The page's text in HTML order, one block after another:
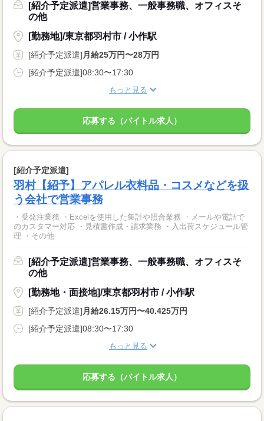
[紹介予定派遣]営業事務、一般事務職、オフィスそ
の他
[勤務地]/東京都羽村市 / 小作駅
[紹介予定派遣]月給25万円〜28万円
[紹介予定派遣]08:30〜17:30
もっと見る
応募する（バイトル求人）
[紹介予定派遣]
羽村【紹予】アパレル衣料品・コスメなどを扱
う会社で営業事務
・受発注業務 ・Excelを使用した集計や照合業務 ・メールや電話で
のカスタマー対応 ・見積書作成・請求業務 ・入出荷スケジュール管
理 ・その他
[紹介予定派遣]営業事務、一般事務職、オフィスそ
の他
[勤務地・面接地]/東京都羽村市 / 小作駅
[紹介予定派遣]月給26.15万円〜40.425万円
[紹介予定派遣]08:30〜17:30
もっと見る
応募する（バイトル求人）